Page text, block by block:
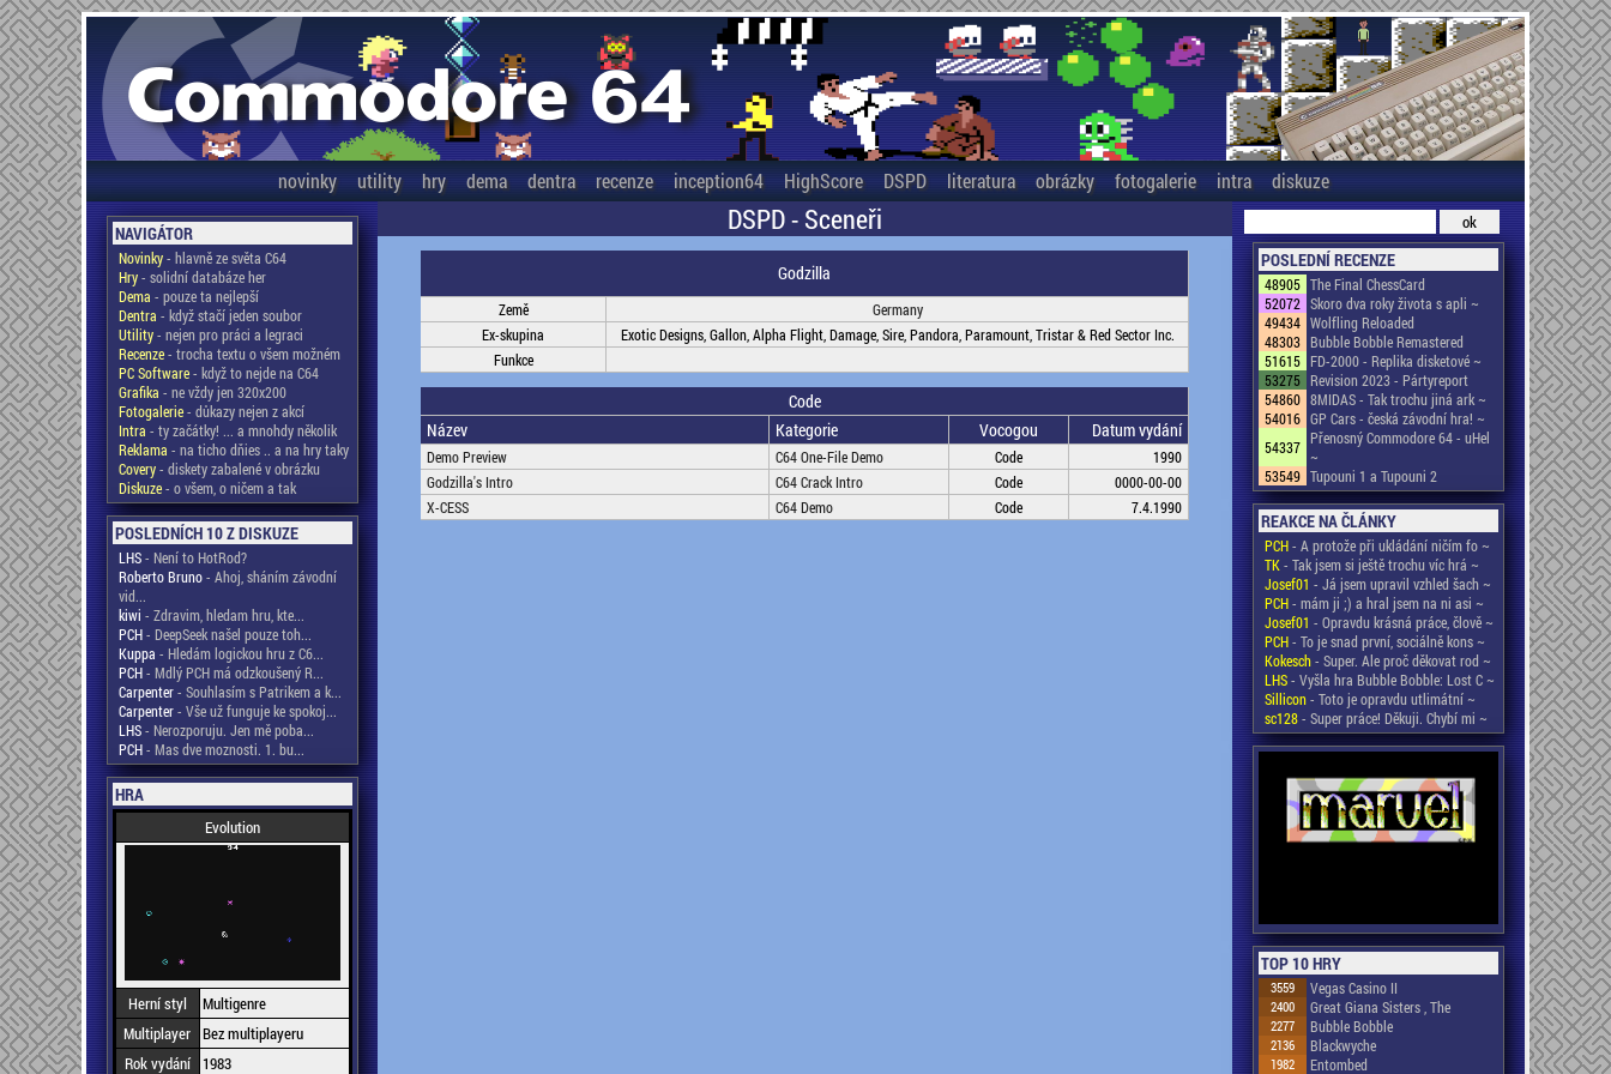
novinky utility hry dema dentra recenze inception64 HighScore DSPD literatura obrázky fotogalerie intra diskuze
NAVIGÁTOR
Novinky- hlavně ze světa C64
Hry- solidní databáze her
Dema - pouze ta nejlepší
Dentra - když stačí jeden soubor
Utility- nejen pro práci a legraci
Recenze- trocha textu o všem možném
PC Software- když to nejde na C64
Grafika - ne vždy jen 320x200
Fotogalerie- důkazy nejen z akcí
Intra - ty začátky! ... a mnohdy několik
Reklama - na ticho dňies .. a na hry taky
Covery- diskety zabalené v obrázku
Diskuze- o všem, o ničem a tak
POSLEDNÍCH 10 Z DISKUZE
LHS- Není to HotRod?
Roberto Bruno- Ahoj, sháním závodní
vid...
kiwi - Zdravim, hledam hru, kte...
PCH- DeepSeek našel pouze toh...
Kuppa - Hledám logickou hru z C6...
PCH- Mdlý PCH má odzkoušený R...
Carpenter- Souhlasím s Patrikem a k...
Carpenter- Vše už funguje ke spokoj...
LHS- Nerozporuju. Jen mě poba...
PCH- Mas dve moznosti. 1. bu...
HRA
Evolution
Herní styl
Multigenre
Multiplayer Bez multiplayeru
Rok vydání
1983
DSPD - Sceneři
Godzilla
Země
Germany
Ex-skupina
Exotic Designs, Gallon, Alpha Flight, Damage, Sire, Pandora, Paramount, Tristar & Red Sector Inc.
Funkce
Code
Název
Kategorie Vocogou Datum vydání
Demo Preview C64 One-File Demo Code
1990
Godzilla's Intro
C64 Crack Intro Code
0000-00-00
X-CESS
C64 Demo Code 7.4.1990
POSLEDNÍ RECENZE
48905 The Final ChessCard
52072 Skoro dva roky života s apli ~
49434 Wolfling Reloaded
48303 Bubble Bobble Remastered
51615 FD-2000 - Replika disketové ~
53275 Revision 2023 - Pártyreport
54860 8MIDAS - Tak trochu jiná ark ~
54016 GP Cars - česká závodní hra! ~
54337 Přenosný Commodore 64 - uHel
~
53549 Tupouni 1 a Tupouni 2
REAKCE NA ČLÁNKY
PCH- A protože při ukládání ničím fo ~
TK- Tak jsem si ještě trochu víc hrá ~
Josef01 - Já jsem upravil vzhled šach ~
PCH- mám ji ;) a hral jsem na ni asi ~
Josef01 - Opravdu krásná práce, člově ~
PCH- To je snad první, sociálně kons ~
Kokesch- Super. Ale proč děkovat rod ~
LHS- Vyšla hra Bubble Bobble: Lost C ~
Sillicon- Toto je opravdu utlimátní ~
sc128- Super práce! Děkuji. Chybí mi ~
TOP 10 HRY
3559 Vegas Casino II
2400 Great Giana Sisters , The
2277 Bubble Bobble
2136 Blackwyche
1982 Entombed